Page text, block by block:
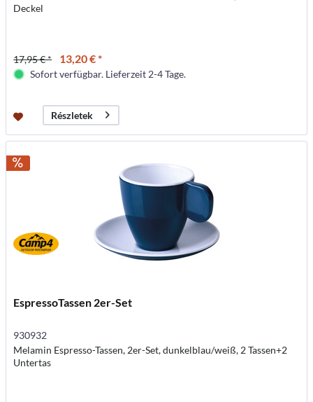
Deckel
17,95 € * 13,20 € *
Sofort verfügbar. Lieferzeit 2-4 Tage.
Részletek
EspressoTassen 2er-Set
930932
Melamin Espresso-Tassen, 2er-Set, dunkelblau/weiß, 2 Tassen+2
Untertas